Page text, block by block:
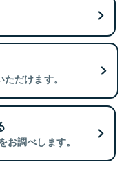
だけます。
調べします。